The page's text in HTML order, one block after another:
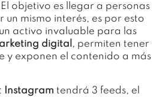
El objetivo es llegar a personas
un mismo interés, es por esto
activo invaluable para las
digital, permiten tener
y exponen el contenido a más
: Instagram tendrá 3 feeds, el